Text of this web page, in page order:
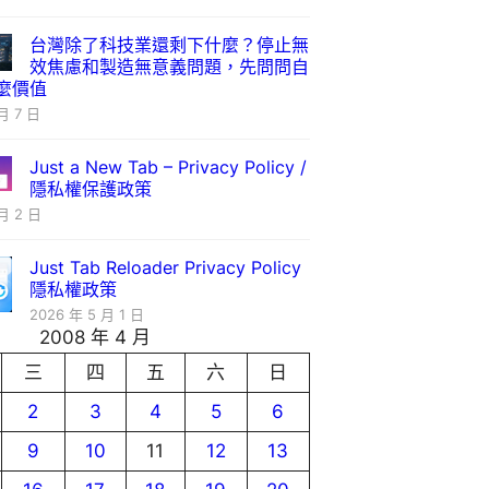
台灣除了科技業還剩下什麼？停止無
效焦慮和製造無意義問題，先問問自
價值
7 日
Just a New Tab – Privacy Policy /
隱私權保護政策
2 日
Just Tab Reloader Privacy Policy
隱私權政策
2026 年 5 月 1 日
2008 年 4 月
三
四 五 六
日
2
3 4 5
6
9
10 11 12
13